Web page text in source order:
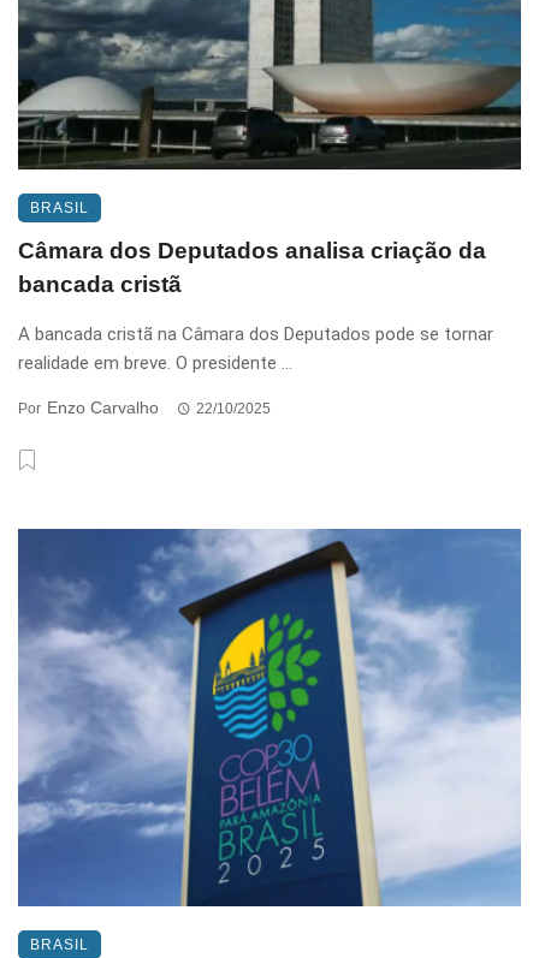
BRASIL
Câmara dos Deputados analisa criação da
bancada cristã
A bancada cristã na Câmara dos Deputados pode se tornar
realidade em breve. O presidente ...
Por Enzo Carvalho 22/10/2025
BRASIL